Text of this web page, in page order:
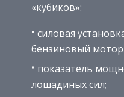
«кубиков»:
силовая
бензиновый
показатель
лошадиных сил;